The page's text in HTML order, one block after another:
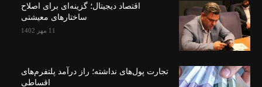
اقتصاد دیجیتال؛ گزینه‌ای برای اصلاح
ساختارهای معیشتی
11 مهر 1402
تجارت پول‌های نداشته؛ راز درآمد پلتفرم‌های
اقساطی